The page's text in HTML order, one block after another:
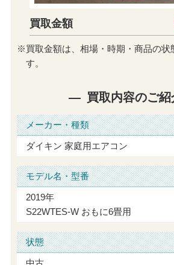
買取金額
※買取金額は、相場・時期・商品の状
す。
買取内容のご紹
メーカー・種類
ダイキン 家庭用エアコン
モデル名・型番
2019年
S22WTES-W おもに6畳用
状態